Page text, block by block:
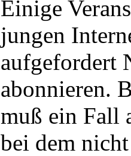
Einige
jungen
aufgefordert
abonnieren.
muß ein Fall
bei dem